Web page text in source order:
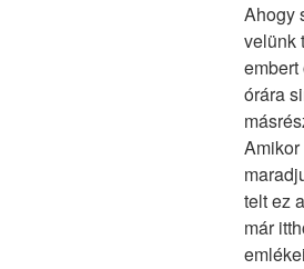
Ahogy
velünk
órára
telt ez
már